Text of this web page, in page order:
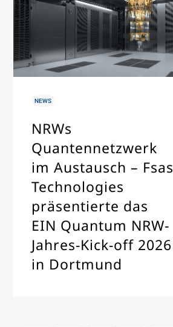
NEWS
NRWs
Quantennetzwerk
im Austausch – Fsas
Technologies
präsentierte das
EIN Quantum NRW-
Jahres-Kick-off 2026
in Dortmund